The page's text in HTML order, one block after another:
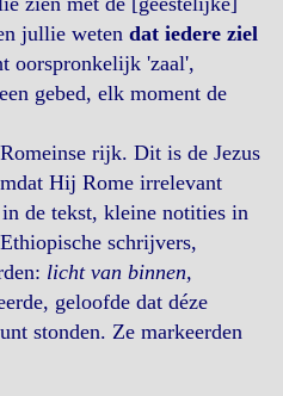
jullie weten dat iedere ziel
oorspronkelijk 'zaal',
gebed, elk moment de
rijk. Dit is de Jezus
Hij Rome irrelevant
de tekst, kleine notities in
schrijvers,
licht van binnen,
geloofde dat déze
stonden. Ze markeerden